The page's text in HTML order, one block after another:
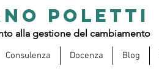
POLETTI
alla gestione del cambiamento
Consulenza Docenza Blog